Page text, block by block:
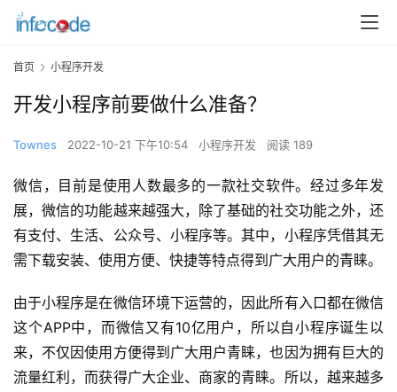
首页 小程序开发
开发小程序前要做什么准备？
Townes 2022-10-21 下午10:54 小程序开发 阅读 189
微信，目前是使用人数最多的一款社交软件。经过多年发
展，微信的功能越来越强大，除了基础的社交功能之外，还
有支付、生活、公众号、小程序等。其中，小程序凭借其无
需下载安装、使用方便、快捷等特点得到广大用户的青睐。
由于小程序是在微信环境下运营的，因此所有入口都在微信
这个APP中，而微信又有10亿用户，所以自小程序诞生以
来，不仅因使用方便得到广大用户青睐，也因为拥有巨大的
流量红利，而获得广大企业、商家的青睐。所以，越来越多